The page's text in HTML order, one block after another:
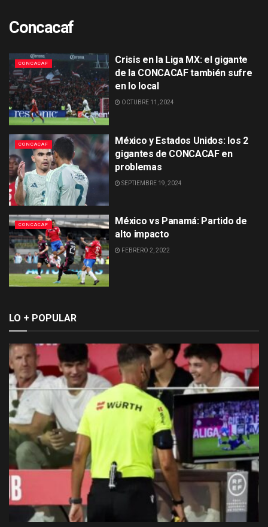
Concacaf
CONCACAF
Crisis en la Liga MX: el gigante
de la CONCACAF también sufre
en lo local
OCTUBRE 11, 2024
CONCACAF
México y Estados Unidos: los 2
gigantes de CONCACAF en
problemas
SEPTIEMBRE 19, 2024
CONCACAF
México vs Panamá: Partido de
alto impacto
FEBRERO 2, 2022
LO + POPULAR